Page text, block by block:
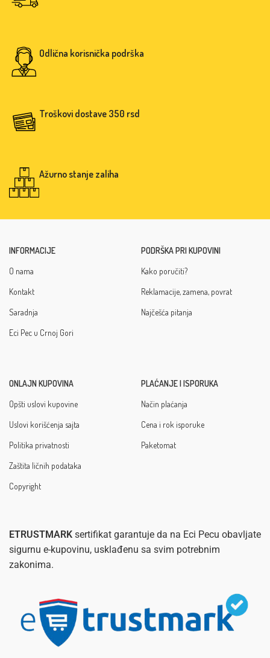
Odlična korisnička podrška
Troškovi dostave 350 rsd
Ažurno stanje zaliha
INFORMACIJE
O nama
Kontakt
Saradnja
Eci Pec u Crnoj Gori
PODRŠKA PRI KUPOVINI
Kako poručiti?
Reklamacije, zamena, povrat
Najčešća pitanja
ONLAJN KUPOVINA
Opšti uslovi kupovine
Uslovi korišćenja sajta
Politika privatnosti
Zaštita ličnih podataka
Copyright
PLAĆANJE I ISPORUKA
Način plaćanja
Cena i rok isporuke
Paketomat
ETRUSTMARK sertifikat garantuje da na Eci Pecu obavljate
sigurnu e-kupovinu, usklađenu sa svim potrebnim
zakonima.